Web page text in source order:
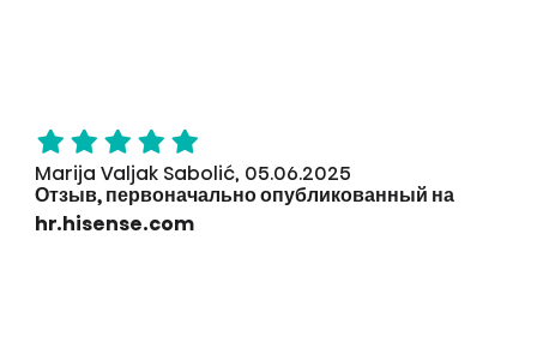
Marija Valjak Sabolić, 05.06.2025
Отзыв, первоначально опубликованный на
hr.hisense.com